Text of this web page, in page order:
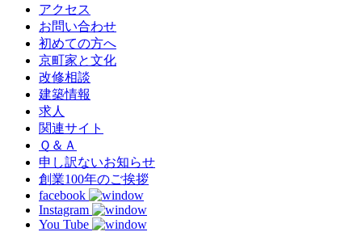
アクセス
お問い合わせ
初めての方へ
京町家と文化
改修相談
建築情報
求人
関連サイト
Ｑ＆Ａ
申し訳ないお知らせ
創業100年のご挨拶
facebook
Instagram
You Tube